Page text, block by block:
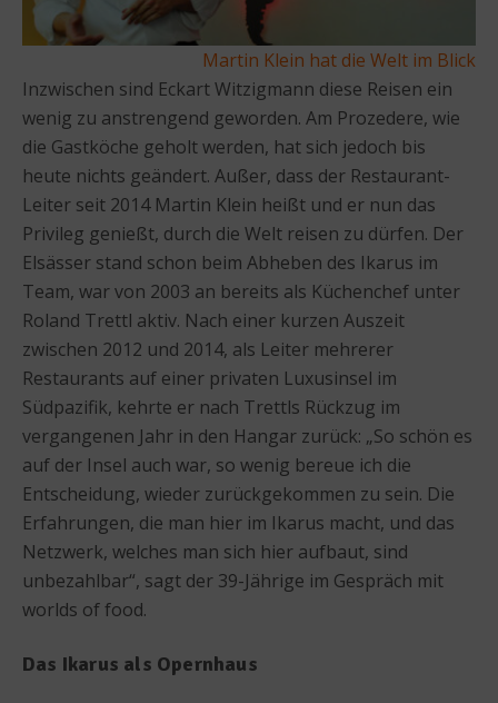
Martin Klein hat die Welt im Blick
Inzwischen sind Eckart Witzigmann diese Reisen ein
wenig zu anstrengend geworden. Am Prozedere, wie
die Gastköche geholt werden, hat sich jedoch bis
heute nichts geändert. Außer, dass der Restaurant-
Leiter seit 2014 Martin Klein heißt und er nun das
Privileg genießt, durch die Welt reisen zu dürfen. Der
Elsässer stand schon beim Abheben des Ikarus im
Team, war von 2003 an bereits als Küchenchef unter
Roland Trettl aktiv. Nach einer kurzen Auszeit
zwischen 2012 und 2014, als Leiter mehrerer
Restaurants auf einer privaten Luxusinsel im
Südpazifik, kehrte er nach Trettls Rückzug im
vergangenen Jahr in den Hangar zurück: „So schön es
auf der Insel auch war, so wenig bereue ich die
Entscheidung, wieder zurückgekommen zu sein. Die
Erfahrungen, die man hier im Ikarus macht, und das
Netzwerk, welches man sich hier aufbaut, sind
unbezahlbar“, sagt der 39-Jährige im Gespräch mit
worlds of food.
Das Ikarus als Opernhaus